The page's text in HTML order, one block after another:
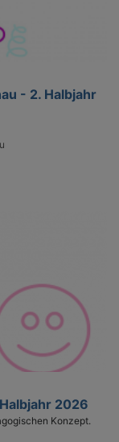
- 2. Halbjahr
2026
Konzept.